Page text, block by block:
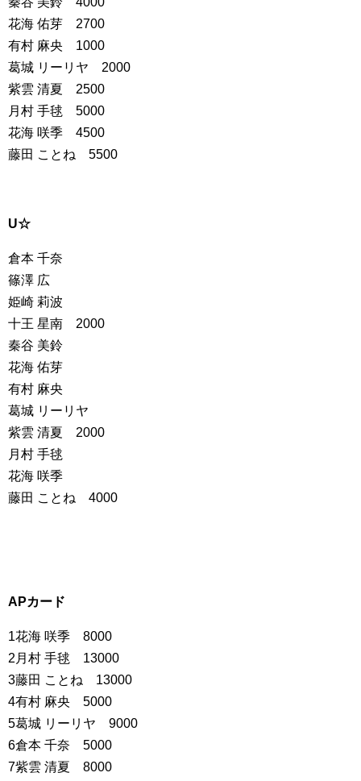
花海 佑芽 2700
有村 麻央 1000
葛城 リーリヤ 2000
紫雲 清夏 2500
月村 手毬 5000
花海 咲季 4500
藤田 ことね 5500
U☆
倉本 千奈
篠澤 広
姫崎 莉波
十王 星南 2000
秦谷 美鈴
花海 佑芽
有村 麻央
葛城 リーリヤ
紫雲 清夏 2000
月村 手毬
花海 咲季
藤田 ことね 4000
APカード
1花海 咲季 8000
2月村 手毬 13000
3藤田 ことね 13000
4有村 麻央 5000
5葛城 リーリヤ 9000
6倉本 千奈 5000
7紫雲 清夏 8000